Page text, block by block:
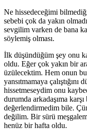
Ne hissedeceğimi
sebebi çok da yakın
sevgilim varken de bana
söylemiş olması.
İlk düşündüğüm şey onu
oldu. Eğer çok yakın bir
üzülecektim. Hem onun
yansıtmamaya
hissetmeseydim onu
durumda arkadaşıma
değerlendirmedim bile.
değilim. Bir sürü
henüz bir hafta oldu.